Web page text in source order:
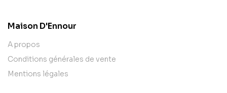
Maison D'Ennour
A propos
Conditions générales de vente
Mentions légales